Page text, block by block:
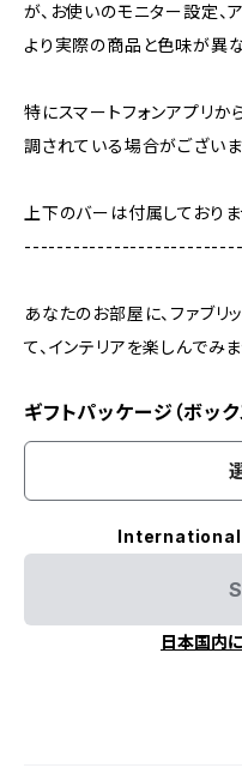
が、お使いのモニター設定、
より実際の商品と色味が異
特にスマートフォンアプリ
調されている場合がございま
上下のバーは付属しており
あなたのお部屋に、ファブリ
て、インテリアを楽しんでみ
ギフトパッケージ（ボック
日本国内